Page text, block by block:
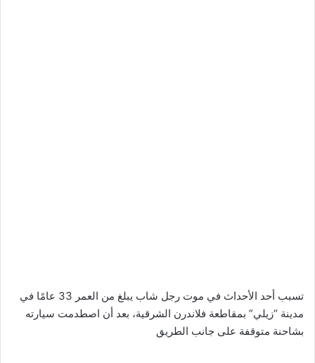
تسبب أحد الأحداث في موت رجل شاب يبلغ من العمر 33 عامًا في
مدينة “زيلي” بمقاطعة فلاندرن الشرقية، بعد أن اصطدمت سيارته
بشاحنة متوقفة على جانب الطريق